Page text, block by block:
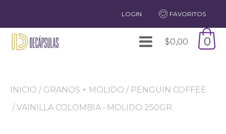
LOGIN FAVORITOS
$0,00 0
INICIO / GRANOS + MOLIDO / PENGUIN COFFEE
/ VAINILLA COLOMBIA • MOLIDO 250GR.